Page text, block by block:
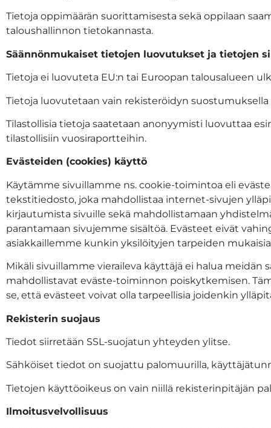
Tietoja oppimäärän suorittamisesta sekä oppilaan
taloushallinnon tietokannasta.
Säännönmukaiset tietojen luovutukset ja tietojen
Tietoja ei luovuteta EU:n tai Euroopan talousalueen
Tietoja luovutetaan vain rekisteröidyn
Tilastollisia tietoja saatetaan anonyymisti luovuttaa
tilastollisiin vuosiraportteihin.
Evästeiden (cookies) käyttö
Käytämme sivuillamme ns. cookie-toimintoa eli
tekstitiedosto, joka mahdollistaa internet-sivujen
kirjautumista sivuille sekä mahdollistamaan
parantamaan sivujemme sisältöä. Evästeet eivät
asiakkaillemme kunkin yksilöityjen tarpeiden
Mikäli sivuillamme vieraileva käyttäjä ei halua
mahdollistavat eväste-toiminnon poiskytkemisen.
se, että evästeet voivat olla tarpeellisia joidenkin
Rekisterin suojaus
Tiedot siirretään SSL-suojatun yhteyden ylitse.
Sähköiset tiedot on suojattu palomuurilla,
Tietojen käyttöoikeus on vain niillä rekisterinpitäjän
Ilmoitusvelvollisuus